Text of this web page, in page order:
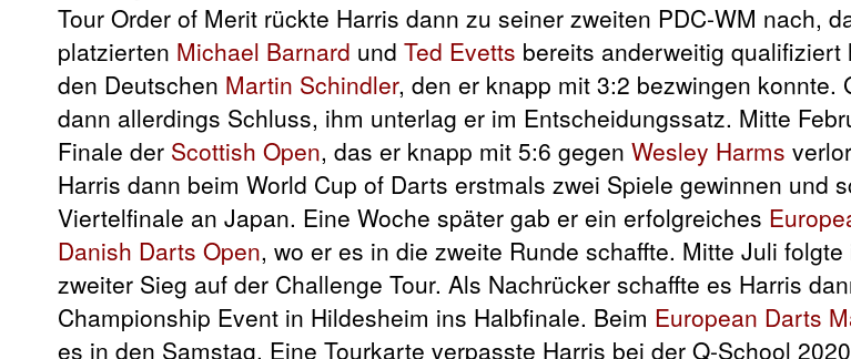
Tour Order of Merit rückte Harris dann zu seiner zweiten PDC-WM nach,
platzierten Michael Barnard und Ted Evetts bereits anderweitig
den Deutschen Martin Schindler, den er knapp mit 3:2 bezwingen konnte.
dann allerdings Schluss, ihm unterlag er im Entscheidungssatz. Mitte
Finale der Scottish Open, das er knapp mit 5:6 gegen Wesley Harms
Harris dann beim World Cup of Darts erstmals zwei Spiele gewinnen und
Viertelfinale an Japan. Eine Woche später gab er ein erfolgreiches
Danish Darts Open, wo er es in die zweite Runde schaffte. Mitte Juli
zweiter Sieg auf der Challenge Tour. Als Nachrücker schaffte es Harris
Championship Event in Hildesheim ins Halbfinale. Beim European Darts
es in den Samstag. Eine Tourkarte verpasste Harris bei der Q-School